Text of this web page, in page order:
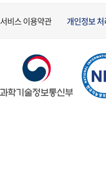
서비스 이용약관 개인정보